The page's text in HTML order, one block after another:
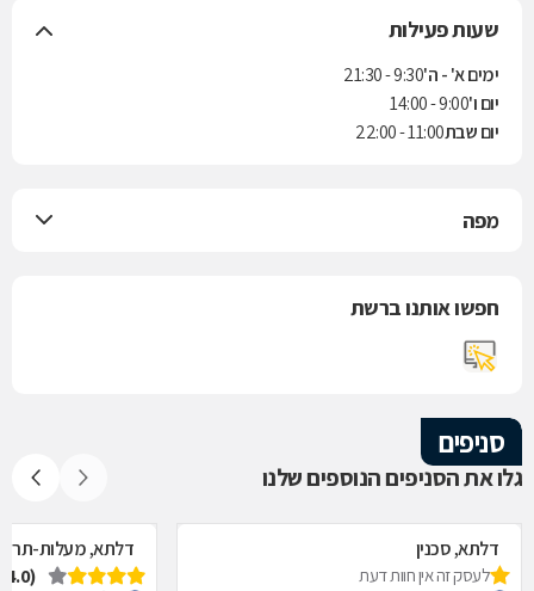
שעות פעילות
ימים א' - ה'9:30 - 21:30
יום ו'9:00 - 14:00
יום שבת11:00 - 22:00
מפה
חפשו אותנו ברשת
סניפים
גלו את הסניפים הנוספים שלנו
דלתא, סכנין
לעסק זה אין חוות דעת
דלתא, מעלות-
(4.0)